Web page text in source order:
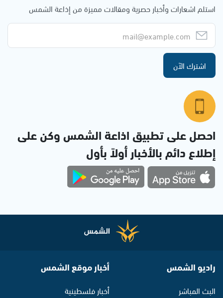
استلم اشعارات وأخبار حصرية ومقالات مميزة من إذاعة الشمس
اشترك الآن
احصل على تطبيق اذاعة الشمس وكن على
إطلاع دائم بالأخبار أولاً بأول
راديو الشمس
البث المباشر
أخبار موقع الشمس
أخبار فلسطينية